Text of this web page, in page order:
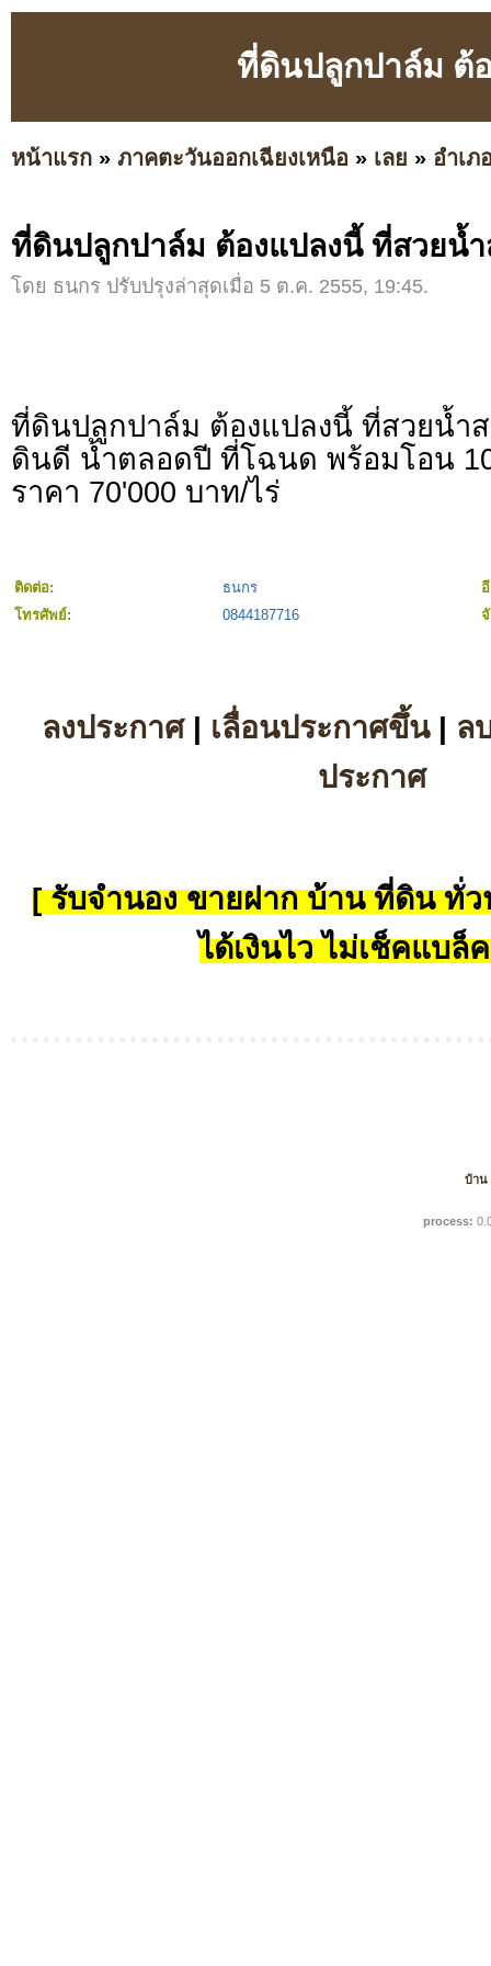
ที่ดินปลูกปาล์ม ต้
หน้าแรก » ภาคตะวันออกเฉียงเหนือ » เลย » อำเภ
ที่ดินปลูกปาล์ม ต้องแปลงนี้ ที่สวยน้ำ
โดย ธนกร ปรับปรุงล่าสุดเมื่อ 5 ต.ค. 2555, 19:45.
ที่ดินปลูกปาล์ม ต้องแปลงนี้ ที่สวยน้ำ
ดินดี น้ำตลอดปี ที่โฉนด พร้อมโอน
ราคา 70'000 บาท/ไร่
ติดต่อ: ธนกร
โทรศัพย์:
0844187716
ลงประกาศ| เลื่อนประกาศขึ้น| ล
ประกาศ
[ รับจำนอง ขายฝาก บ้าน ที่ดิน ทั่ว
ได้เงินไว ไม่เช็คแบล็
บ้าน
process: